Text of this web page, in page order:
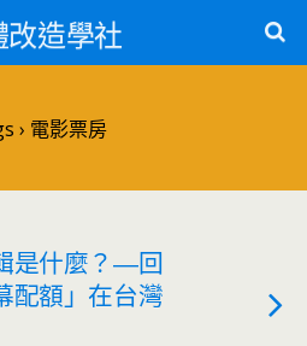
改造學社
› 電影票房
是什麼？―回
配額」在台灣